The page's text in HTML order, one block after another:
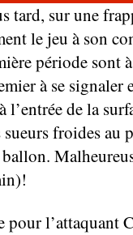
tard, sur une
le jeu à son
période sont
à se signaler
l’entrée de la
froides au
pour